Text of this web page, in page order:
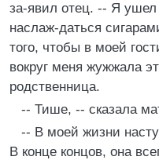
за-явил отец. -- Я ушел
наслаж-даться
того, чтобы в моей
вокруг меня жужжала
родственница.
-- Тише, -- сказала
-- В моей жизни
В конце концов, она